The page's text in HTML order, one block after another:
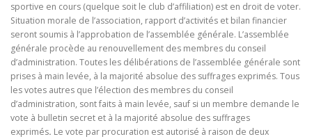
sportive en cours (quelque soit le club d’affiliation) est en droit de voter.
Situation morale de l’association, rapport d’activités et bilan financier
seront soumis à l’approbation de l’assemblée générale. L’assemblée
générale procède au renouvellement des membres du conseil
d’administration. Toutes les délibérations de l’assemblée générale sont
prises à main levée, à la majorité absolue des suffrages exprimés. Tous
les votes autres que l’élection des membres du conseil
d’administration, sont faits à main levée, sauf si un membre demande le
vote à bulletin secret et à la majorité absolue des suffrages
exprimés. Le vote par procuration est autorisé à raison de deux